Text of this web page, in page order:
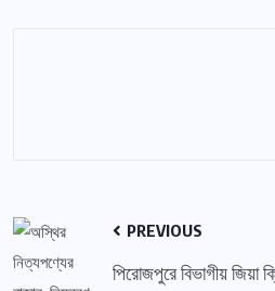
PREVIOUS
পিরোজপুরে বিভাগীয় জিয়া